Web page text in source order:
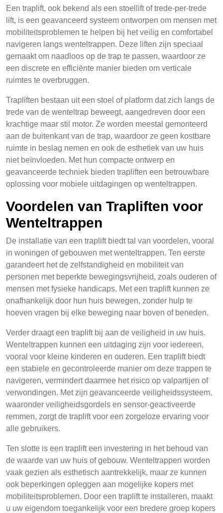
Een traplift, ook bekend als een stoellift of trede-per-trede
lift, is een geavanceerd systeem ontworpen om mensen met
mobiliteitsproblemen te helpen bij het veilig en comfortabel
navigeren langs wenteltrappen. Deze liften zijn speciaal
gemaakt om naadloos op de trap te passen, waardoor ze
een discrete en efficiënte manier bieden om verticale
ruimtes te overbruggen.
Trapliften bestaan uit een stoel of platform dat zich langs de
trede van de wenteltrap beweegt, aangedreven door een
krachtige maar stil motor. Ze worden meestal gemonteerd
aan de buitenkant van de trap, waardoor ze geen kostbare
ruimte in beslag nemen en ook de esthetiek van uw huis
niet beïnvloeden. Met hun compacte ontwerp en
geavanceerde techniek bieden trapliften een betrouwbare
oplossing voor mobiele uitdagingen op wenteltrappen.
Voordelen van Trapliften voor
Wenteltrappen
De installatie van een traplift biedt tal van voordelen, vooral
in woningen of gebouwen met wenteltrappen. Ten eerste
garandeert het de zelfstandigheid en mobiliteit van
personen met beperkte bewegingsvrijheid, zoals ouderen of
mensen met fysieke handicaps. Met een traplift kunnen ze
onafhankelijk door hun huis bewegen, zonder hulp te
hoeven vragen bij elke beweging naar boven of beneden.
Verder draagt een traplift bij aan de veiligheid in uw huis.
Wenteltrappen kunnen een uitdaging zijn voor iedereen,
vooral voor kleine kinderen en ouderen. Een traplift biedt
een stabiele en gecontroleerde manier om deze trappen te
navigeren, vermindert daarmee het risico op valpartijen of
verwondingen. Met zijn geavanceerde veiligheidssysteem,
waaronder veiligheidsgordels en sensor-geactiveerde
remmen, zorgt de traplift voor een zorgeloze ervaring voor
alle gebruikers.
Ten slotte is een traplift een investering in het behoud van
de waarde van uw huis of gebouw. Wenteltrappen worden
vaak gezien als esthetisch aantrekkelijk, maar ze kunnen
ook beperkingen opleggen aan mogelijke kopers met
mobiliteitsproblemen. Door een traplift te installeren, maakt
u uw eigendom toegankelijk voor een bredere groep kopers